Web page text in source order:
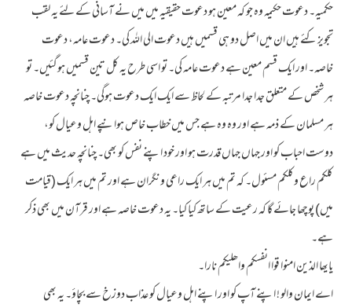
حکمیہ۔ دعوت حکیمہ وہ جو کہ معین ہو دعوت حقیقیہ میں میں نے آسانی کے لئے یہ لقب
تجویز کئے ہیں ان میں اصل دو ہی قسمیں ہیں دعوت الی اللہ کی۔ دعوت عامہ، دعوت
خاصہ۔ اور ایک قسم معین ہے دعوت عامہ کی۔ تو اسی طرح یہ کل تین قسمیں ہوگئیں۔ تو
ہر شخص کے متعلق جدا جدا مرتبہ کے لحاظ سے ایک ایک دعوت ہوگی۔ چنانچہ دعوت خاصہ
ہر مسلمان کے ذمہ ہے اور وہ وہ ہے جس میں خطاب خاص ہوانپے اہل وعیال کو،
دوست احباب کو اور جہاں جہاں قدرت ہو اور خود اپنے نفس کو بھی۔ چنانچہ حدیث میں ہے
کلکم راع وکلکم مسئول۔ کہ تم میں ہر ایک راعی ونگران ہے اور تم میں ہر ایک (قیامت
میں) پوچھا جائے گا کہ رعیت کے ساتھ کیا کیا۔ یہ دعوت خاصہ ہے اور قرآن میں بھی ذکر
ہے۔
یایھا الذین امنوا قوا انفسکم واھلیکم نارا۔
اے ایمان والو ! اپنے آپ کو اور اپنے اہل وعیال کو عذاب دوزخ سے بچاؤ۔ یہ بھی